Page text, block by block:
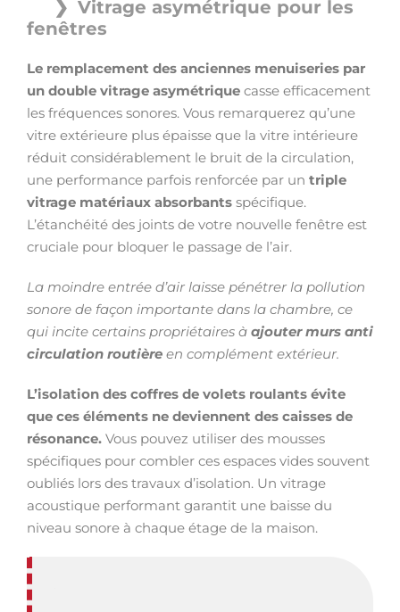
Vitrage asymétrique pour les
fenêtres
Le remplacement des anciennes menuiseries par
un double vitrage asymétrique casse efficacement
les fréquences sonores. Vous remarquerez qu’une
vitre extérieure plus épaisse que la vitre intérieure
réduit considérablement le bruit de la circulation,
une performance parfois renforcée par un triple
vitrage matériaux absorbants spécifique.
L’étanchéité des joints de votre nouvelle fenêtre est
cruciale pour bloquer le passage de l’air.
La moindre entrée d’air laisse pénétrer la pollution
sonore de façon importante dans la chambre, ce
qui incite certains propriétaires à ajouter murs anti
circulation routière en complément extérieur.
L’isolation des coffres de volets roulants évite
que ces éléments ne deviennent des caisses de
résonance. Vous pouvez utiliser des mousses
spécifiques pour combler ces espaces vides souvent
oubliés lors des travaux d’isolation. Un vitrage
acoustique performant garantit une baisse du
niveau sonore à chaque étage de la maison.